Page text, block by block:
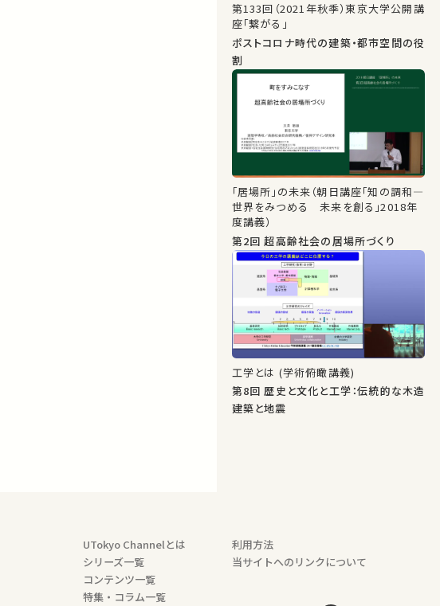
第133回（2021年秋季）東京大学公開講
座「繋がる」
ポストコロナ時代の建築・都市空間の役
割
「居場所」の未来（朝日講座「知の調和―
世界をみつめる 未来を創る」2018年
度講義）
第2回 超高齢社会の居場所づくり
工学とは (学術俯瞰講義)
第8回 歴史と文化と工学：伝統的な木造
建築と地震
UTokyo Channelとは
シリーズ一覧
コンテンツ一覧
特集・コラム一覧
利用方法
当サイトへのリンクについて